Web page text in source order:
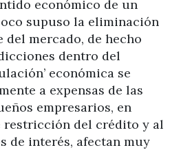
económico de un
supuso la eliminación
mercado, de hecho
dentro del
económica se
a expensas de las
empresarios, en
restricción del crédito y al
de interés, afectan muy